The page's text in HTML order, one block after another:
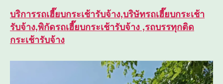
บริการรถเฮี๊ยบกระเช้ารับจ้าง,บริษัทรถเฮี๊ยบกระเช้า
รับจ้าง,พิกัดรถเฮี๊ยบกระเช้ารับจ้าง ,รถบรรทุกติด
กระเช้ารับจ้าง